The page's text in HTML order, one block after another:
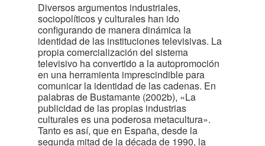
Diversos argumentos industriales,
sociopolíticos y culturales han ido
configurando de manera dinámica la
identidad de las instituciones televisivas. La
propia comercialización del sistema
televisivo ha convertido a la autopromoción
en una herramienta imprescindible para
comunicar la identidad de las cadenas. En
palabras de Bustamante (2002b), «La
publicidad de las propias industrias
culturales es una poderosa metacultura».
Tanto es así, que en España, desde la
segunda mitad de la década de 1990, la